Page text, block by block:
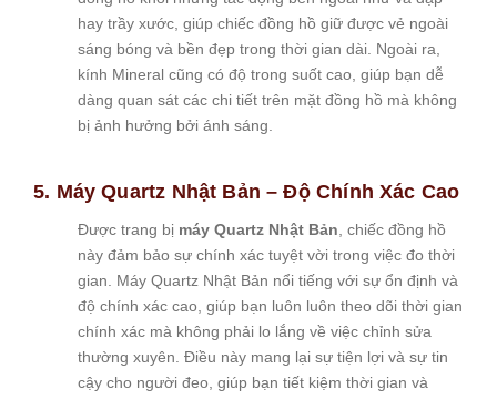
hay trầy xước, giúp chiếc đồng hồ giữ được vẻ ngoài
sáng bóng và bền đẹp trong thời gian dài. Ngoài ra,
kính Mineral cũng có độ trong suốt cao, giúp bạn dễ
dàng quan sát các chi tiết trên mặt đồng hồ mà không
bị ảnh hưởng bởi ánh sáng.
5. Máy Quartz Nhật Bản – Độ Chính Xác Cao
Được trang bị máy Quartz Nhật Bản , chiếc đồng hồ
này đảm bảo sự chính xác tuyệt vời trong việc đo thời
gian. Máy Quartz Nhật Bản nổi tiếng với sự ổn định và
độ chính xác cao, giúp bạn luôn luôn theo dõi thời gian
chính xác mà không phải lo lắng về việc chỉnh sửa
thường xuyên. Điều này mang lại sự tiện lợi và sự tin
cậy cho người đeo, giúp bạn tiết kiệm thời gian và